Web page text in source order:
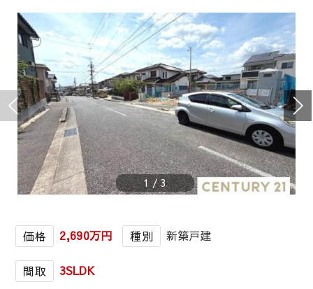
1/3
価格 2,690万円 種別 新築戸建
間取 3SLDK